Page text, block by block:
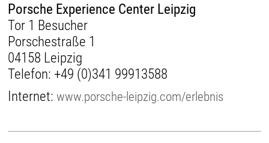
Porsche Experience Center Leipzig
Tor 1 Besucher
Porschestraße 1
04158 Leipzig
Telefon: +49 (0)341 99913588
Internet:www.porsche-leipzig.com/erlebnis